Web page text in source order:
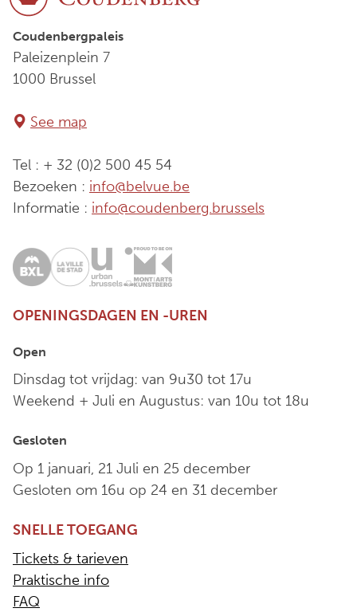
Coudenbergpaleis
Paleizenplein 7
1000 Brussel
See map
Tel : + 32 (0)2 500 45 54
Bezoeken : info@belvue.be
Informatie : info@coudenberg.brussels
OPENINGSDAGEN EN -UREN
Open
Dinsdag tot vrijdag: van 9u30 tot 17u
Weekend + Juli en Augustus: van 10u tot 18u
Gesloten
Op 1 januari, 21 Juli en 25 december
Gesloten om 16u op 24 en 31 december
SNELLE TOEGANG
Tickets & tarieven
Praktische info
FAQ